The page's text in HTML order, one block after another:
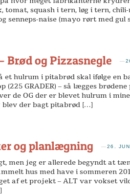
tomat, squash i tern, løg i tern,
senneps-naise (mayo rørt med gul
Brød og Pizzasnegle —
et hulrum i pitabrød skal ifølge en
(225 GRADER) – så lægges
de OG der er blevet hulrum i
blev der bagt pitabrød […]
og planlægning —26.
men jeg er allerede begyndt at
hus med have i sommeren
af et projekt – ALT var vokset